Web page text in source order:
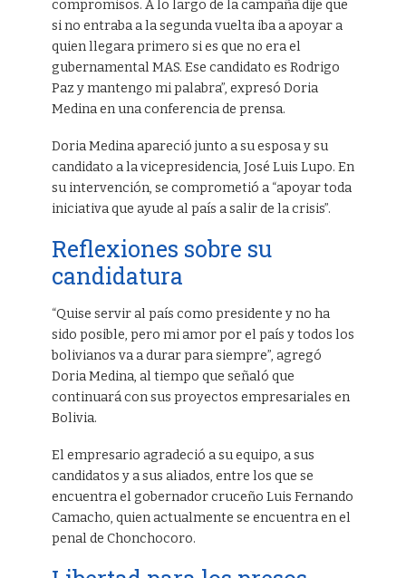
compromisos. A lo largo de la campaña dije que
si no entraba a la segunda vuelta iba a apoyar a
quien llegara primero si es que no era el
gubernamental MAS. Ese candidato es Rodrigo
Paz y mantengo mi palabra”, expresó Doria
Medina en una conferencia de prensa.
Doria Medina apareció junto a su esposa y su
candidato a la vicepresidencia, José Luis Lupo. En
su intervención, se comprometió a “apoyar toda
iniciativa que ayude al país a salir de la crisis”.
Reflexiones sobre su
candidatura
“Quise servir al país como presidente y no ha
sido posible, pero mi amor por el país y todos los
bolivianos va a durar para siempre”, agregó
Doria Medina, al tiempo que señaló que
continuará con sus proyectos empresariales en
Bolivia.
El empresario agradeció a su equipo, a sus
candidatos y a sus aliados, entre los que se
encuentra el gobernador cruceño Luis Fernando
Camacho, quien actualmente se encuentra en el
penal de Chonchocoro.